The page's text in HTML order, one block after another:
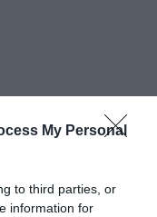
My Personal
to third parties, or
information for
legal, sino
maduración del